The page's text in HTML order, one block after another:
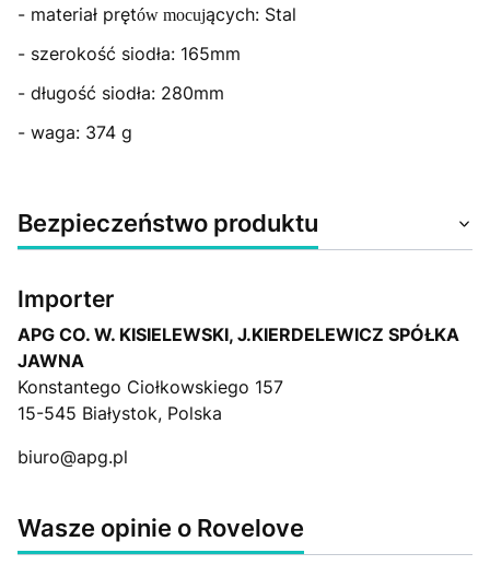
- materiał prętów mocujących: Stal
- szerokość siodła: 165mm
- długość siodła: 280mm
- waga: 374 g
Bezpieczeństwo produktu
Importer
APG CO. W. KISIELEWSKI, J.KIERDELEWICZ SPÓŁKA
JAWNA
Konstantego Ciołkowskiego 157
15-545 Białystok, Polska
biuro@apg.pl
Wasze opinie o Rovelove